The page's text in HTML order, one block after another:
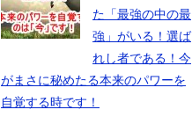
た「最強の中の最
強」がいる！選ば
れし者である！今
がまさに秘めたる本来のパワーを
自覚する時です！